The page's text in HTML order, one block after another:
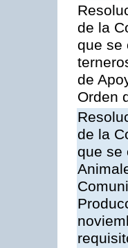
de la
que se
de
Orden
de la
que se